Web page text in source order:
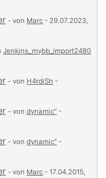
- von Marc - 29.07.2023,
Jenkins_mybb_import2480
- von H4rdiSh -
- vondynamic’’ -
- vondynamic’’ -
- von Marc - 17.04.2015,